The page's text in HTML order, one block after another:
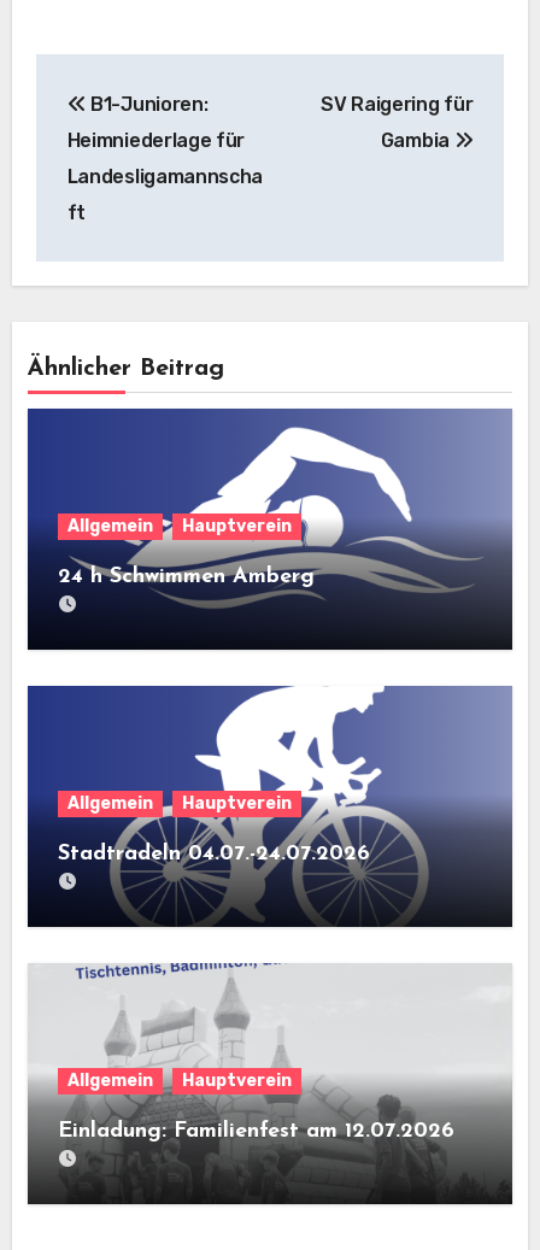
B1-Junioren:
Heimniederlage für
Landesligamannscha
ft
SV Raigering für
Gambia
Ähnlicher Beitrag
Allgemein Hauptverein
24 h Schwimmen Amberg
Allgemein Hauptverein
Stadtradeln 04.07.-24.07.2026
Allgemein Hauptverein
Einladung: Familienfest am 12.07.2026